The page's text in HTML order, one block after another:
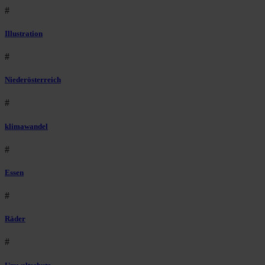
#
Illustration
#
Niederösterreich
#
klimawandel
#
Essen
#
Räder
#